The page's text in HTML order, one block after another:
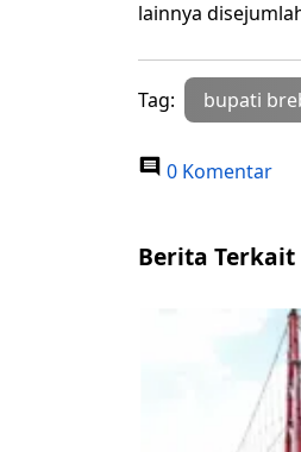
lainnya
Tag: bupati
0 Komentar
Berita Terkait